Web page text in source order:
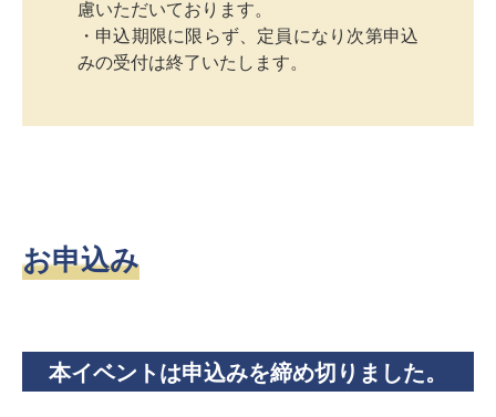
慮いただいております。
・申込期限に限らず、定員になり次第申込
みの受付は終了いたします。
お申込み
本イベントは申込みを締め切りました。